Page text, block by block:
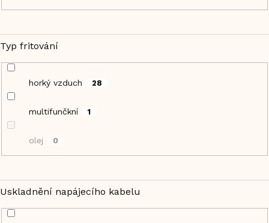
Typ fritování
horký vzduch 28
multifunčkní 1
olej 0
Uskladnění napájecího kabelu